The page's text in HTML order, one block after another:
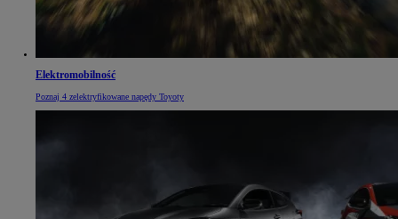
Elektromobilność
Poznaj 4 zelektryfikowane napędy Toyoty